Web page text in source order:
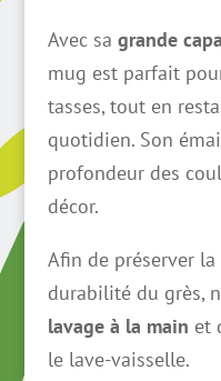
Avec sa grande
mug est parfait
tasses, tout en
quotidien. Son
profondeur des
décor.
Afin de préserver
durabilité du grès,
lavage à la main et
le lave-vaisselle.